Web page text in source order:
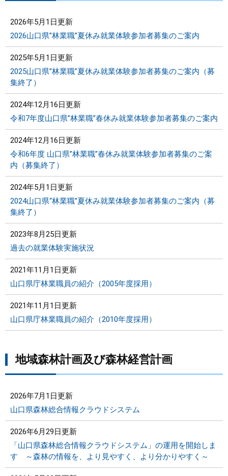
2026年5月1日更新
2026山口県”林業職”夏休み就業体験参加者募集のご案内
2025年5月1日更新
2025山口県”林業職”夏休み就業体験参加者募集のご案内（募
集終了）
2024年12月16日更新
令和7年度山口県”林業職”春休み就業体験参加者募集のご案内
2024年12月16日更新
令和6年度 山口県”林業職”春休み就業体験参加者募集のご案
内（募集終了）
2024年5月1日更新
2024山口県“林業職”夏休み就業体験参加者募集のご案内（募
集終了）
2023年8月25日更新
過去の就業体験実施状況
2021年11月1日更新
山口県庁林業職員の紹介（2005年度採用）
2021年11月1日更新
山口県庁林業職員の紹介（2010年度採用）
地域森林計画及び森林経営計画
2026年7月1日更新
山口県森林総合情報クラウドシステム
2026年6月29日更新
「山口県森林総合情報クラウドシステム」の運用を開始しま
す ～森林の情報を、より見やすく、より分かりやすく～